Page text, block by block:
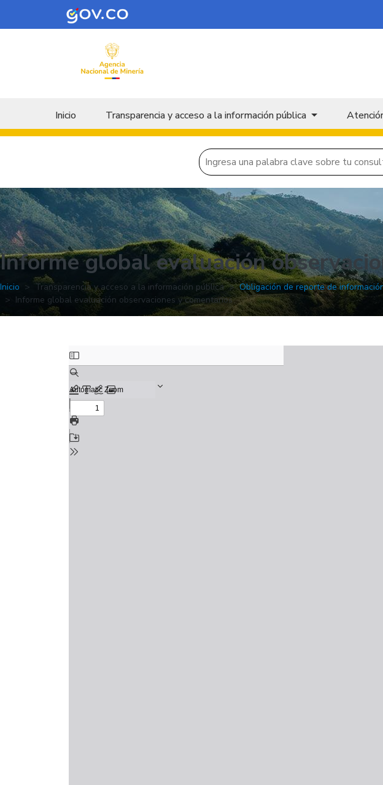
Skip to main content
Menu principal
Inicio Transparencia y acceso a la información pública
Informe global evaluación
Inicio Transparencia y acceso a la información pública Obligación de reporte de
Informe global evaluación observaciones y comentarios